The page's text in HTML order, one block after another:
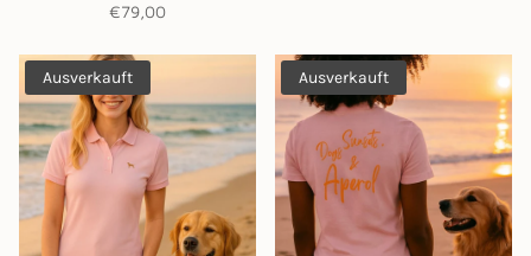
€79,00
Ausverkauft Ausverkauft